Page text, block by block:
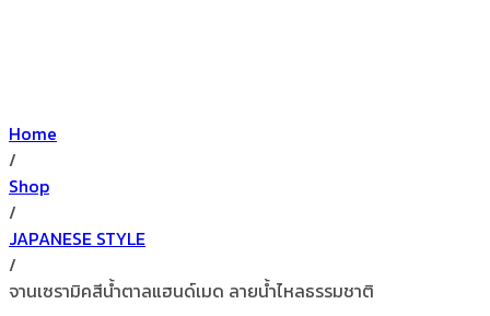
Home
/
Shop
/
JAPANESE STYLE
/
จานเซรามิคสีน้ำตาลแฮนด์เมด ลายน้ำไหลธรรมชาติ